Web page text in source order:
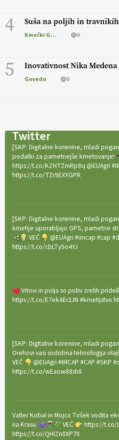
4 Suša na poljih in travnikih
Kmečki Glas 0
5 Inovativnost Nika Medena
Govedo 0
Twitter
[SKP: Digitalne korenine, mladi
podatki za pametnejše kmetovanje!
https://t.co/KZHTZmRp8q @EUAgri
https://t.co/TZr9EXYGPR
[SKP: Digitalne korenine, mladi
kmetije uporabljajo GPS, pametne
VEČ
@EUAgri #imcap #cap
https://t.co/cbLTy5o4YJ
Vrtovi in polja so polni zrelih
https://t.co/E7ekAEr2JN #kmetijstvo
[SKP: Digitalne korenine, mladi
Orehovi vasi sodobna tehnologija
VEČ
@EUAgri #IMCAP #CAP #SKP
https://t.co/wEaow88sh8
Valter Kobal in Mojca Tiršek vodita
na Krasu.
VEČ
https://t.co/
https://t.co/QHIZn0XP70